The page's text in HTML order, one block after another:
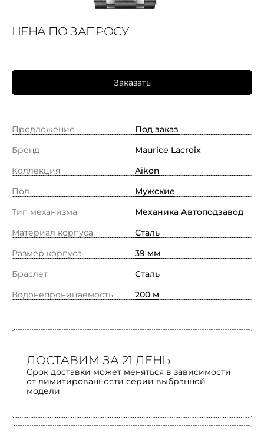
ЦЕНА ПО ЗАПРОСУ
Заказать
Предложение
Под заказ
Бренд
Maurice Lacroix
Коллекция
Aikon
Пол
Мужские
Тип механизма
Механика Автоподзавод
Материал корпуса
Сталь
Размер корпуса
39 мм
Браслет
Сталь
Водонепроницаемость
200 м
ДОСТАВИМ ЗА 21 ДЕНЬ
Срок доставки может меняться в зависимости
от лимитированности серии выбранной
модели